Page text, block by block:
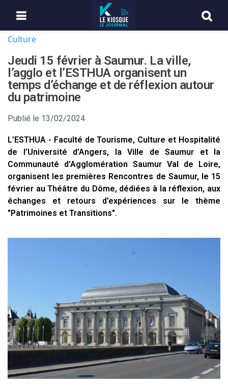
Culture
Jeudi 15 février à Saumur. La ville,
l’agglo et l’ESTHUA organisent un
temps d’échange et de réflexion autour
du patrimoine
Publié le 13/02/2024
L’ESTHUA - Faculté de Tourisme, Culture et Hospitalité
de l’Université d’Angers, la Ville de Saumur et la
Communauté d’Agglomération Saumur Val de Loire,
organisent les premières Rencontres de Saumur, le 15
février au Théâtre du Dôme, dédiées à la réflexion, aux
échanges et retours d’expériences sur le thème
"Patrimoines et Transitions".